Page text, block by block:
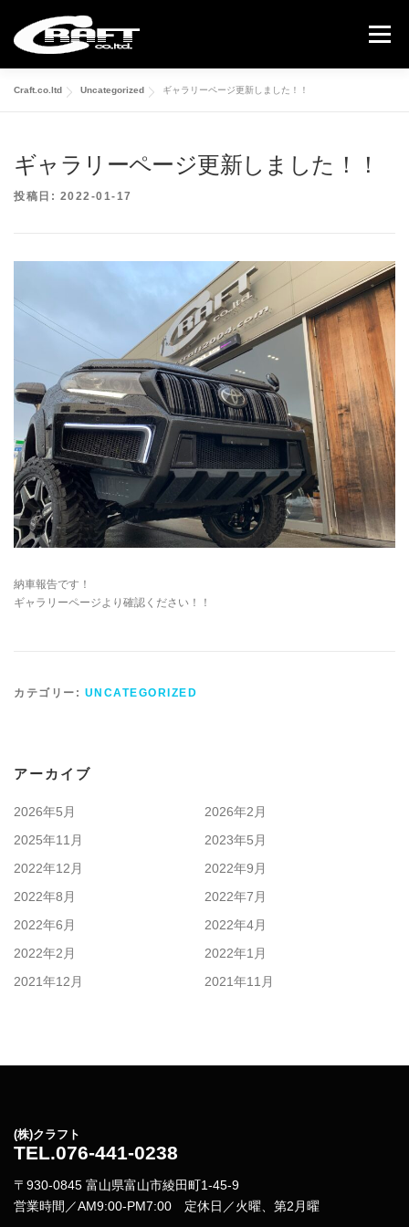
メニュー
ABOUT US CONTACT
Craft.co.ltd Uncategorized ギャラリーページ更新しました！！
ギャラリーページ更新しました！！
投稿日: 2022-01-17
納車報告です！
ギャラリーページより確認ください！！
カテゴリー: UNCATEGORIZED
アーカイブ
2026年5月
2026年2月
2025年11月
2023年5月
2022年12月
2022年9月
2022年8月
2022年7月
2022年6月
2022年4月
2022年2月
2022年1月
2021年12月
2021年11月
(株)クラフト
TEL.076-441-0238
〒930-0845 富山県富山市綾田町1-45-9
営業時間／AM9:00-PM7:00 定休日／火曜、第2月曜